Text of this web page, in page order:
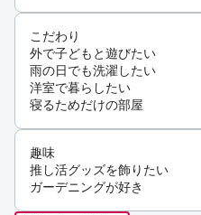
こだわり
外で子どもと遊びたい
雨の日でも洗濯したい
洋室で暮らしたい
寝るためだけの部屋
趣味
推し活グッズを飾りたい
ガーデニングが好き